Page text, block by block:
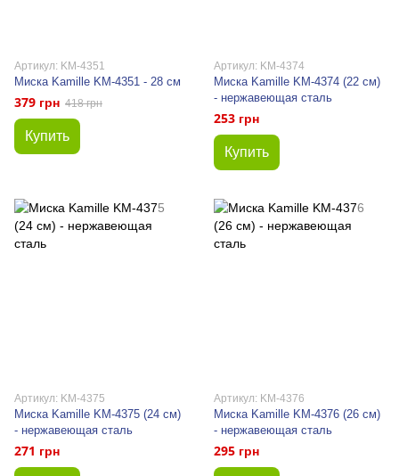
Артикул: KM-4351
Миска Kamille KM-4351 - 28 см
379 грн 418 грн
Купить
Артикул: KM-4374
Миска Kamille KM-4374 (22 см)
- нержавеющая сталь
253 грн
Купить
Артикул: KM-4375
Миска Kamille KM-4375 (24 см)
- нержавеющая сталь
271 грн
Артикул: KM-4376
Миска Kamille KM-4376 (26 см)
- нержавеющая сталь
295 грн